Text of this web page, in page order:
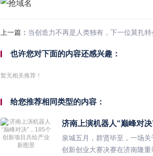
上一篇： 当创造力不再是人类独有，下一位莫扎特
也许您对下面的内容还感兴趣：
暂无相关推荐！
给您推荐相同类型的内容：
济南上演机器人“巅峰对
泉城五月，群贤毕至，一场
创新创业大赛决赛在济南隆